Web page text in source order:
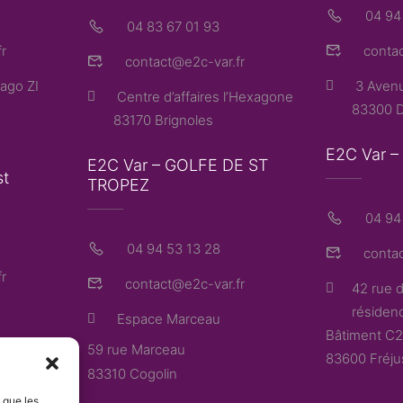
ZI
04 83 67 01 93
contact@e2c-var.fr
Centre d’affaires l’Hexagone
83170 Brignoles
E2C Var – GOLFE DE ST
TROPEZ
04 94 53 13 28
contact@e2c-var.fr
Espace Marceau
59 rue Marceau
83310 Cogolin
04
3
83300
E2C Var
04 94
42 rue
Bâtiment C2
83600